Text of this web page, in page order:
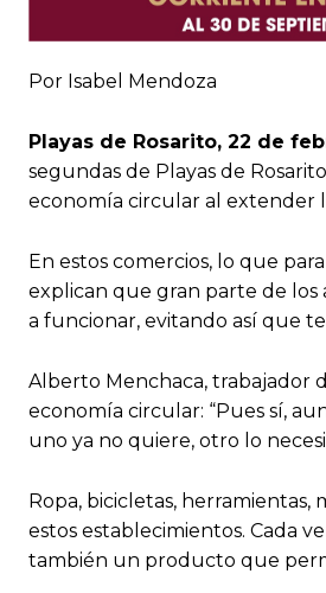
Por Isabel Mendoza
Playas de Rosarito, 22 de
segundas de Playas de
economía circular al extender
En estos comercios, lo que
explican que gran parte de
a funcionar, evitando así que
Alberto Menchaca, trabajador
economía circular: “Pues sí,
uno ya no quiere, otro lo
Ropa, bicicletas,
estos establecimientos. Cada
también un producto que